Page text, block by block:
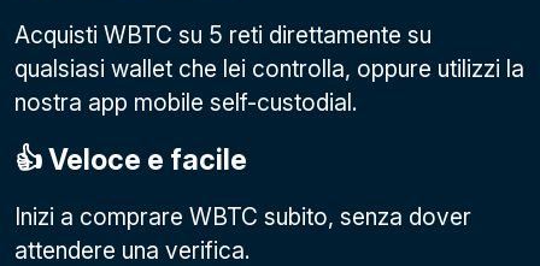
Acquisti WBTC su 5 reti direttamente su
qualsiasi wallet che lei controlla, oppure utilizzi la
nostra app mobile self-custodial.
👍 Veloce e facile
Inizi a comprare WBTC subito, senza dover
attendere una verifica.